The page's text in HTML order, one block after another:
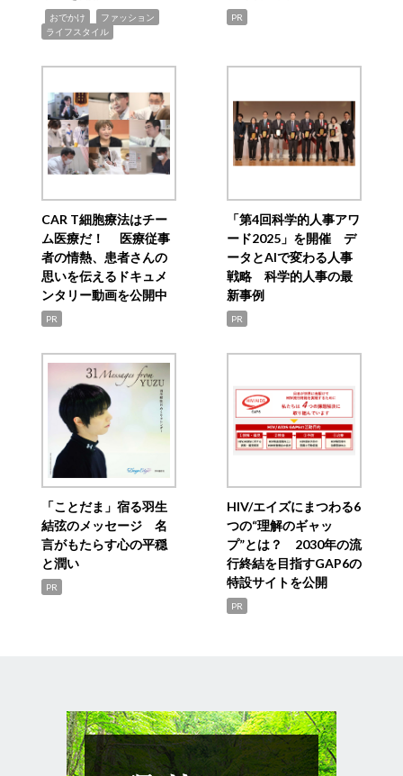
おでかけ ファッション
ライフスタイル
PR
CAR T細胞療法はチー
ム医療だ！ 医療従事
者の情熱、患者さんの
思いを伝えるドキュメ
ンタリー動画を公開中
PR
「第4回科学的人事アワ
ード2025」を開催 デ
ータとAIで変わる人事
戦略 科学的人事の最
新事例
PR
「ことだま」宿る羽生
結弦のメッセージ 名
言がもたらす心の平穏
と潤い
PR
HIV/エイズにまつわる6
つの“理解のギャッ
プ”とは？ 2030年の流
行終結を目指すGAP6の
特設サイトを公開
PR